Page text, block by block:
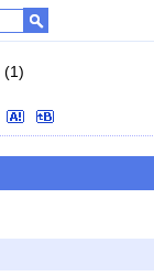
(1)